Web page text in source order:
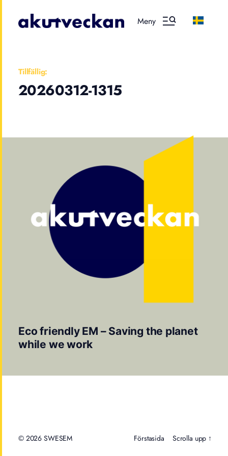
Meny
Tillfällig:
20260312-1315
Eco friendly EM – Saving the planet
while we work
© 2026 Förstasida Scrolla upp ↑